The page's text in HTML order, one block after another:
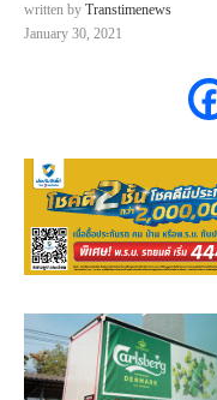
written by Transtimenews
January 30, 2021